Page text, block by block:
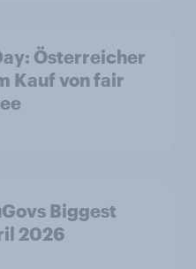
Österreicher
Kauf von fair
Biggest
2026